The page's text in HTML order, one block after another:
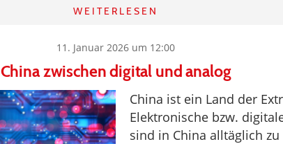
WEITERLESEN
11. Januar 2026 um 12:00
China zwischen digital und analog
China ist ein Land der
Elektronische bzw.
sind in China alltäglich